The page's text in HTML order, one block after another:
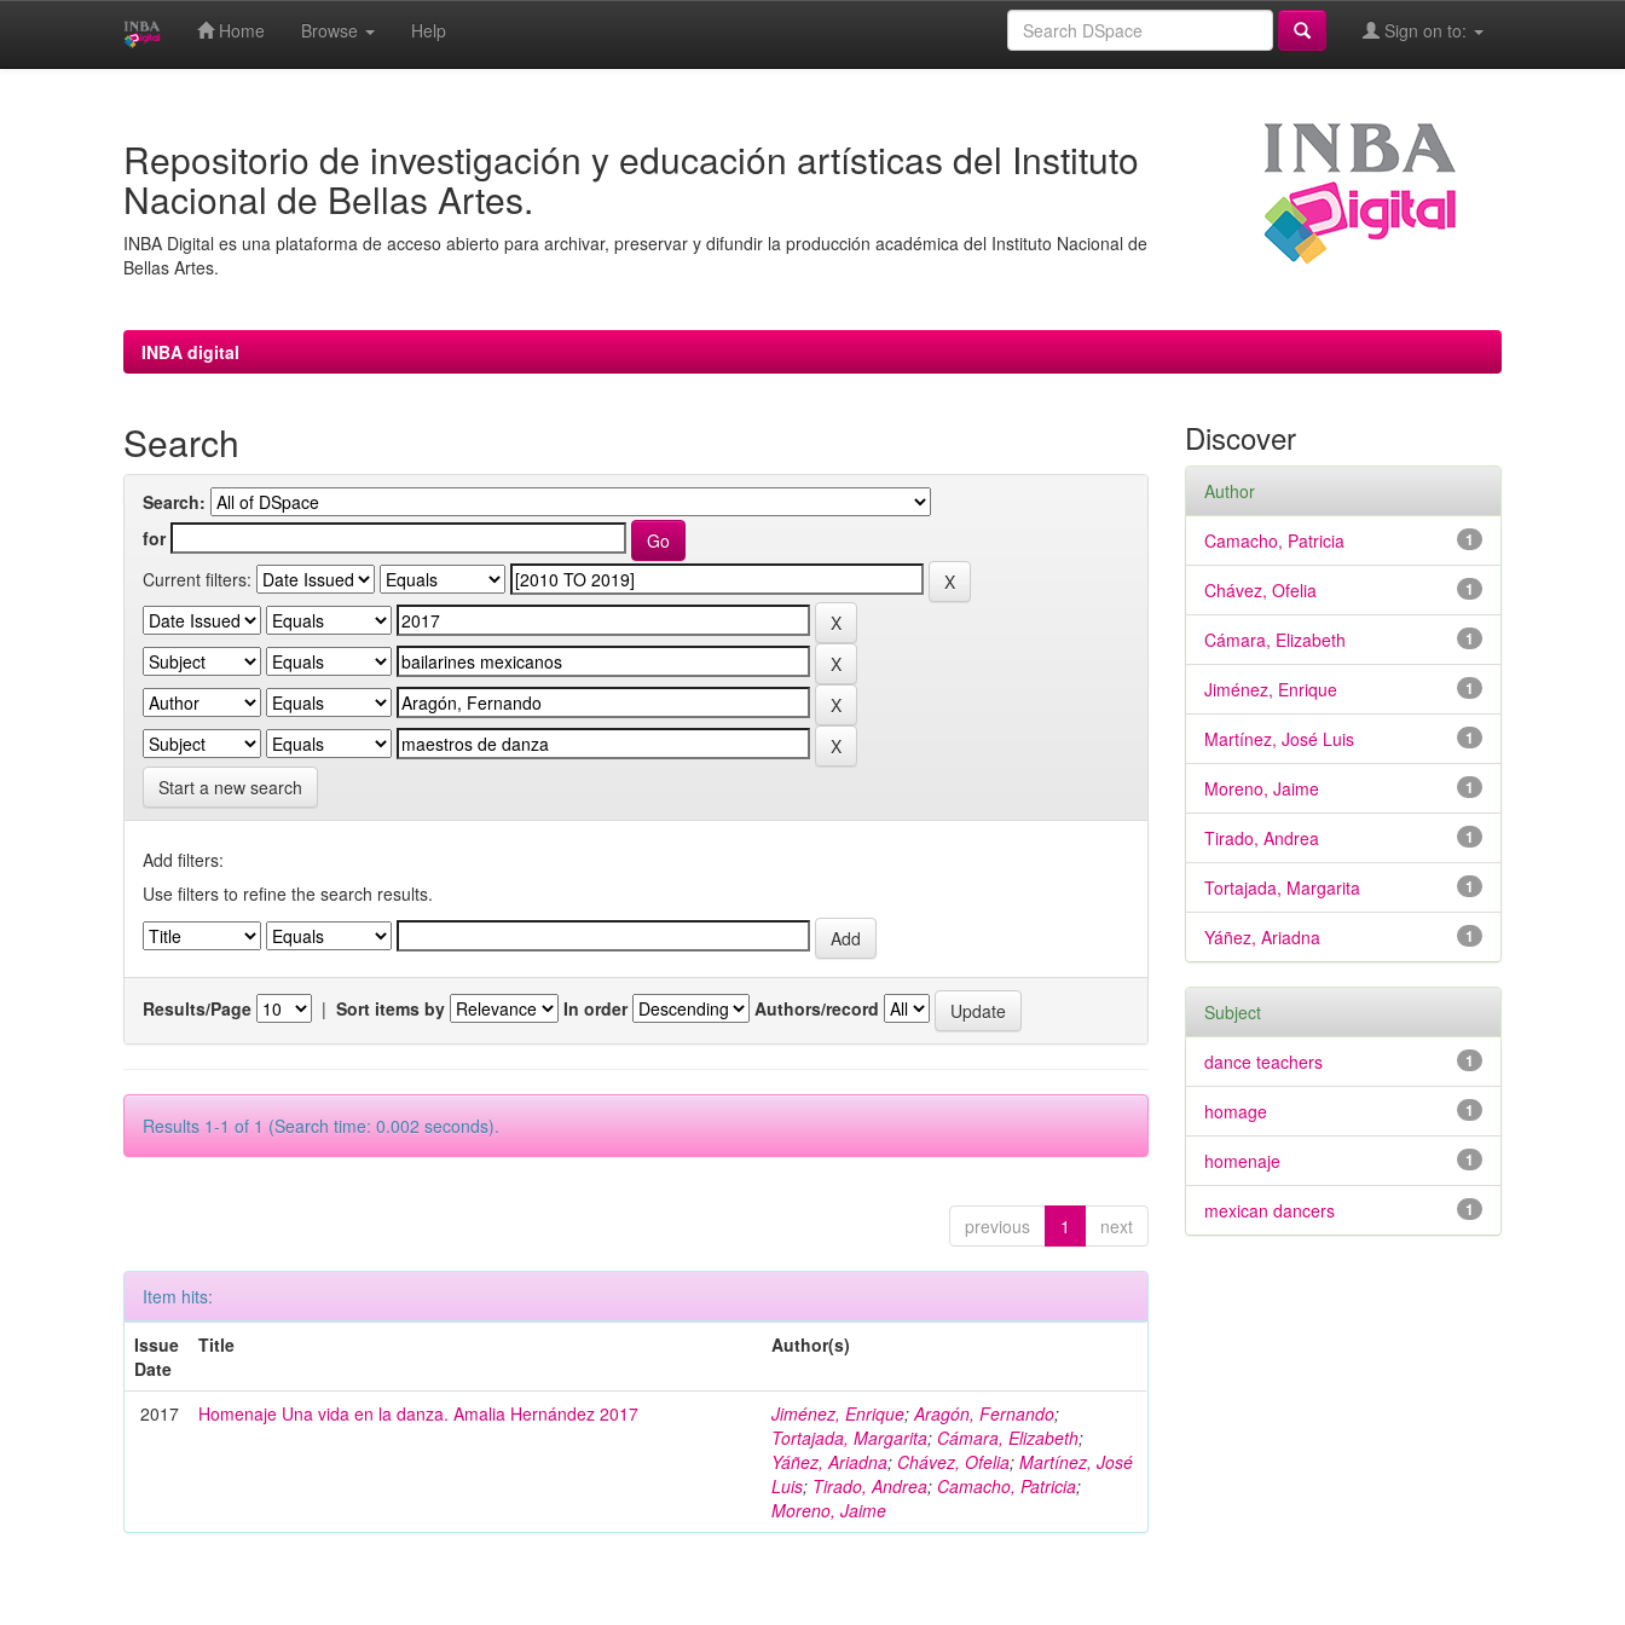
Home Browse Help Sign on to:
Repositorio de investigación y educación artísticas del Instituto
Nacional de Bellas Artes.
INBA Digital es una plataforma de acceso abierto para archivar, preservar y difundir la producción académica del Instituto Nacional de
Bellas Artes.
INBA digital
Search
Search:
for
Current filters:
Start a new search
Add filters:
Use filters to refine the search results.
Results/Page | Sort items by In order Authors/record
Results 1-1 of 1 (Search time: 0.002 seconds).
previous 1 next
Item hits:
Issue
Date
Title Author(s)
2017 Homenaje Una vida en la danza. Amalia Hernández 2017 Jiménez, Enrique;Aragón, Fernando;
Tortajada, Margarita; Cámara, Elizabeth;
Yáñez, Ariadna; Chávez, Ofelia;Martínez, José
Luis; Tirado, Andrea; Camacho, Patricia;
Moreno, Jaime
Discover
Author
1
Camacho, Patricia
1
Chávez, Ofelia
1
Cámara, Elizabeth
1
Jiménez, Enrique
1
Martínez, José Luis
1
Moreno, Jaime
1
Tirado, Andrea
1
Tortajada, Margarita
1
Yáñez, Ariadna
Subject
1
dance teachers
1
homage
1
homenaje
1
mexican dancers